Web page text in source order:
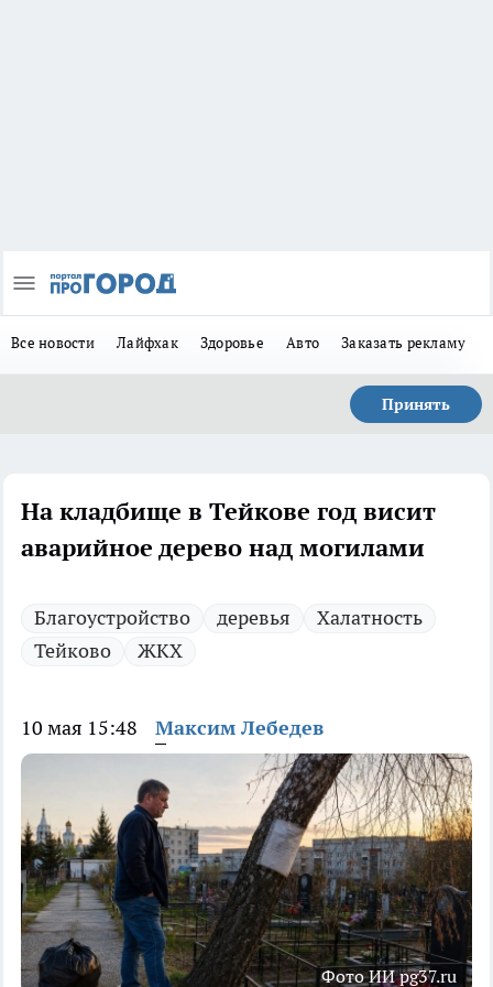
Все новости Лайфхак Здоровье Авто Заказать рекламу
Принять
На кладбище в Тейкове год висит
аварийное дерево над могилами
Благоустройство деревья
Халатность
Тейково
ЖКХ
10 мая 15:48 Максим Лебедев
Фото ИИ pg37.ru